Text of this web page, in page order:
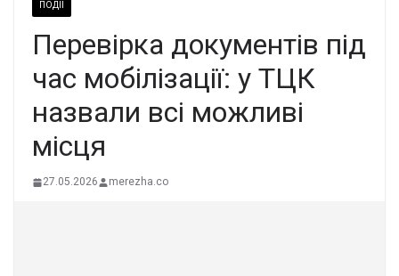
ПОДІЇ
Перевірка документів під
час мобілізації: у ТЦК
назвали всі можливі
місця
27.05.2026 merezha.co